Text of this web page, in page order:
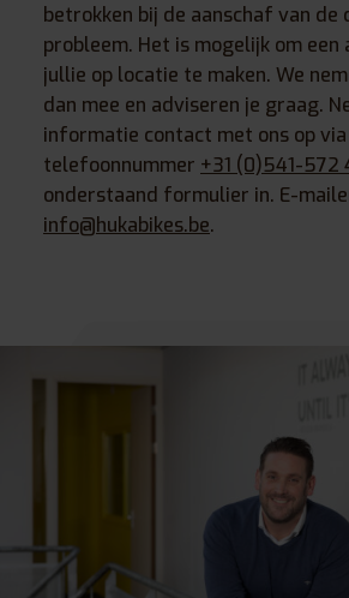
betrokken bij de aanschaf van de
probleem. Het is mogelijk om een
jullie op locatie te maken. We
dan mee en adviseren je graag.
informatie contact met ons op
telefoonnummer +31 (0)541-572
onderstaand formulier in. E-
info@hukabikes.be.